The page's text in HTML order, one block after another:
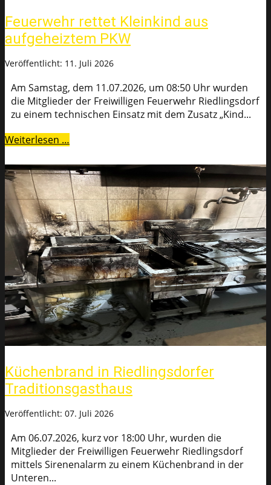
Feuerwehr rettet Kleinkind aus
aufgeheiztem PKW
Veröffentlicht: 11. Juli 2026
Am Samstag, dem 11.07.2026, um 08:50 Uhr wurden
die Mitglieder der Freiwilligen Feuerwehr Riedlingsdorf
zu einem technischen Einsatz mit dem Zusatz „Kind...
Weiterlesen …
Küchenbrand in Riedlingsdorfer
Traditionsgasthaus
Veröffentlicht: 07. Juli 2026
Am 06.07.2026, kurz vor 18:00 Uhr, wurden die
Mitglieder der Freiwilligen Feuerwehr Riedlingsdorf
mittels Sirenenalarm zu einem Küchenbrand in der
Unteren...